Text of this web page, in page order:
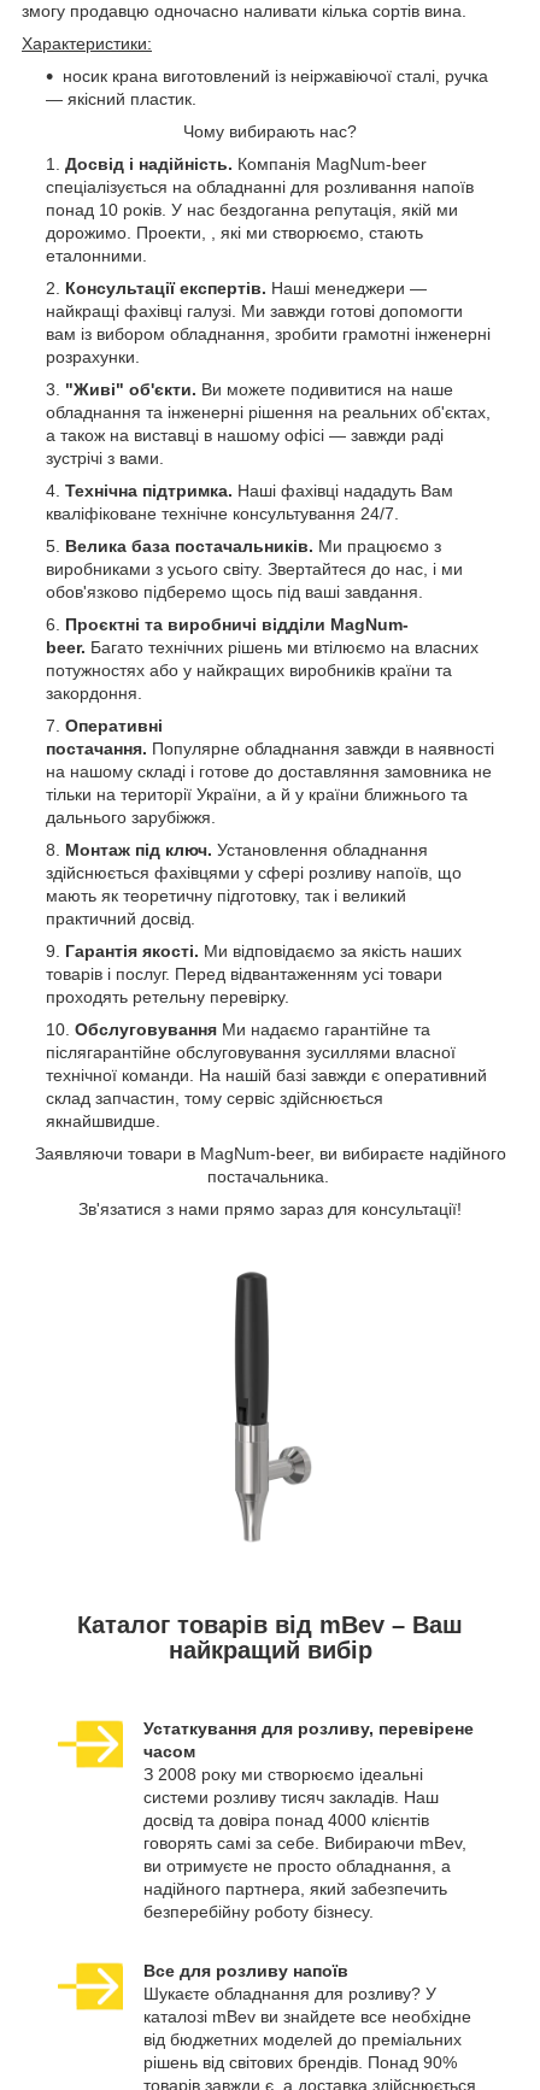
змогу продавцю одночасно наливати кілька сортів вина.
Характеристики:
носик крана виготовлений із неіржавіючої сталі, ручка
— якісний пластик.
Чому вибирають нас?
Досвід і надійність. Компанія MagNum-beer
спеціалізується на обладнанні для розливання напоїв
понад 10 років. У нас бездоганна репутація, якій ми
дорожимо. Проекти, , які ми створюємо, стають
еталонними.
Консультації експертів. Наші менеджери —
найкращі фахівці галузі. Ми завжди готові допомогти
вам із вибором обладнання, зробити грамотні інженерні
розрахунки.
"Живі" об'єкти. Ви можете подивитися на наше
обладнання та інженерні рішення на реальних об'єктах,
а також на виставці в нашому офісі — завжди раді
зустрічі з вами.
Технічна підтримка. Наші фахівці нададуть Вам
кваліфіковане технічне консультування 24/7.
Велика база постачальників. Ми працюємо з
виробниками з усього світу. Звертайтеся до нас, і ми
обов'язково підберемо щось під ваші завдання.
Проєктні та виробничі відділи MagNum-
beer. Багато технічних рішень ми втілюємо на власних
потужностях або у найкращих виробників країни та
закордоння.
Оперативні
постачання. Популярне обладнання завжди в наявності
на нашому складі і готове до доставляння замовника не
тільки на території України, а й у країни ближнього та
дальнього зарубіжжя.
Монтаж під ключ. Установлення обладнання
здійснюється фахівцями у сфері розливу напоїв, що
мають як теоретичну підготовку, так і великий
практичний досвід.
Гарантія якості. Ми відповідаємо за якість наших
товарів і послуг. Перед відвантаженням усі товари
проходять ретельну перевірку.
Обслуговування Ми надаємо гарантійне та
післягарантійне обслуговування зусиллями власної
технічної команди. На нашій базі завжди є оперативний
склад запчастин, тому сервіс здійснюється
якнайшвидше.
Заявляючи товари в MagNum-beer, ви вибираєте надійного
постачальника.
Зв'язатися з нами прямо зараз для консультації!
Каталог товарів від mBev – Ваш
найкращий вибір
Устаткування для розливу, перевірене
часом
З 2008 року ми створюємо ідеальні
системи розливу тисяч закладів. Наш
досвід та довіра понад 4000 клієнтів
говорять самі за себе. Вибираючи mBev,
ви отримуєте не просто обладнання, а
надійного партнера, який забезпечить
безперебійну роботу бізнесу.
Все для розливу напоїв
Шукаєте обладнання для розливу? У
каталозі mBev ви знайдете все необхідне
від бюджетних моделей до преміальних
рішень від світових брендів. Понад 90%
товарів завжди є, а доставка здійснюється